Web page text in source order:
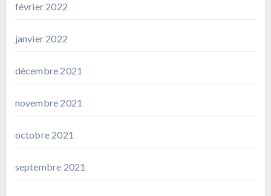
février 2022
janvier 2022
décembre 2021
novembre 2021
octobre 2021
septembre 2021